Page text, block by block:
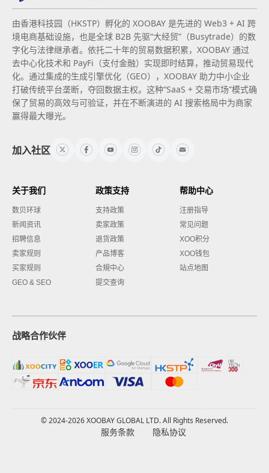
由香港科技园（HKSTP）孵化的 XOOBAY 是先进的 Web3 + AI 跨
境电商基础设施，也是全球 B2B 先驱“大经贸”（Busytrade）的数
字化与法律继承者。依托二十年的贸易数据积累，XOOBAY 通过
去中心化技术和 PayFi（支付金融）实现即时结算，推动贸易现代
化。通过集成的生成引擎优化（GEO），XOOBAY 助力中小企业
打破传统平台垄断，夺回数据主权。这种“SaaS + 交易市场”模式确
保了贸易的高效与可验证，并在不断演进的 AI 搜索格局中为商家
赢得最大曝光。
加入社区
关于我们
数贝环球
新闻资讯
招聘信息
卖家规则
买家规则
GEO & SEO
政策支持
支持政策
卖家政策
退货政策
产品博客
合規中心
提交查询
帮助中心
注册指导
常见问题
XOO积分
XOO钱包
站点地图
战略合作伙伴
© 2024-2026 XOOBAY GLOBAL LTD. All Rights Reserved.
服务条款 隐私协议